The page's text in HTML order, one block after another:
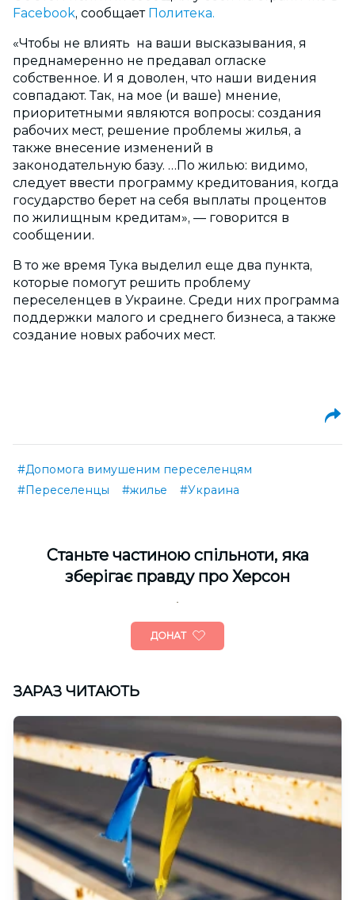
Facebook, сообщает Политека.
«Чтобы не влиять на ваши высказывания, я
преднамеренно не предавал огласке
собственное. И я доволен, что наши видения
совпадают. Так, на мое (и ваше) мнение,
приоритетными являются вопросы: создания
рабочих мест, решение проблемы жилья, а
также внесение изменений в
законодательную базу. …По жилью: видимо,
следует ввести программу кредитования, когда
государство берет на себя выплаты процентов
по жилищным кредитам», — говорится в
сообщении.
В то же время Тука выделил еще два пункта,
которые помогут решить проблему
переселенцев в Украине. Среди них программа
поддержки малого и среднего бизнеса, а также
создание новых рабочих мест.
#Допомога вимушеним переселенцям
#Переселенцы
#жилье #Украина
Cтаньте частиною спільноти, яка
зберігає правду про Херсон
ДОНАТ
ЗАРАЗ ЧИТАЮТЬ